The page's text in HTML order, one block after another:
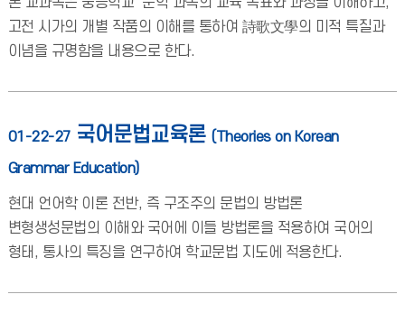
고전 시가의 개별 작품의 이해를 통하여 詩歌文學의 미적 특질과
이념을 규명함을 내용으로 한다.
01-22-27 국어문법교육론 (Theories on Korean
Grammar Education)
현대 언어학 이론 전반, 즉 구조주의 문법의 방법론
변형생성문법의 이해와 국어에 이들 방법론을 적용하여 국어의
형태, 통사의 특징을 연구하여 학교문법 지도에 적용한다.